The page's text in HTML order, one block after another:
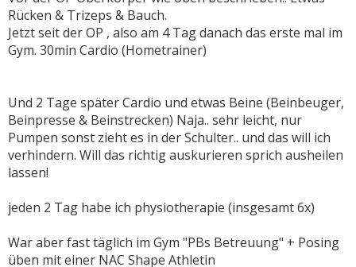
Rücken & Trizeps & Bauch.
Jetzt seit der OP , also am 4 Tag danach das erste mal im
Gym. 30min Cardio (Hometrainer)
Und 2 Tage später Cardio und etwas Beine (Beinbeuger,
Beinpresse & Beinstrecken) Naja.. sehr leicht, nur
Pumpen sonst zieht es in der Schulter.. und das will ich
verhindern. Will das richtig auskurieren sprich ausheilen
lassen!
jeden 2 Tag habe ich physiotherapie (insgesamt 6x)
War aber fast täglich im Gym "PBs Betreuung" + Posing
üben mit einer NAC Shape Athletin